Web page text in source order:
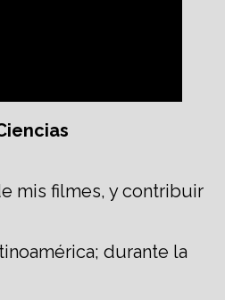
mis filmes, y contribuir
durante la